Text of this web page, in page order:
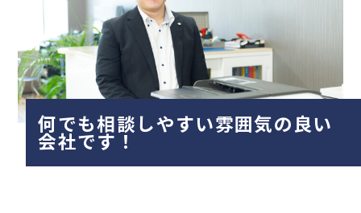
何でも相談しやすい雰囲気の良い
会社です！